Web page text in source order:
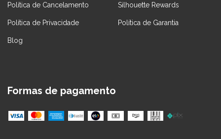
Política de Cancelamento Silhouette Rewards
Política de Privacidade Política de Garantia
Blog
Formas de pagamento